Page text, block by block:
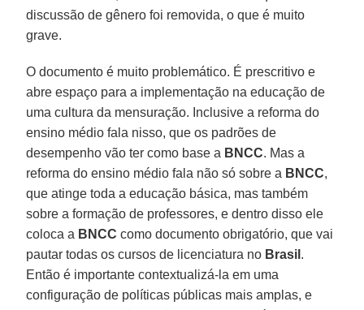
discussão de gênero foi removida, o que é muito
grave.
O documento é muito problemático. É prescritivo e
abre espaço para a implementação na educação de
uma cultura da mensuração. Inclusive a reforma do
ensino médio fala nisso, que os padrões de
desempenho vão ter como base a BNCC. Mas a
reforma do ensino médio fala não só sobre a BNCC,
que atinge toda a educação básica, mas também
sobre a formação de professores, e dentro disso ele
coloca a BNCC como documento obrigatório, que vai
pautar todas os cursos de licenciatura no Brasil .
Então é importante contextualizá-la em uma
configuração de políticas públicas mais amplas, e